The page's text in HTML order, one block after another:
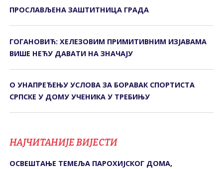
ПРОСЛАВЉЕНА ЗАШТИТНИЦА ГРАДА
ГОГАНОВИЋ: ХЕЛЕЗОВИМ ПРИМИТИВНИМ ИЗЈАВАМА
ВИШЕ НЕЋУ ДАВАТИ НА ЗНАЧАЈУ
О УНАПРЕЂЕЊУ УСЛОВА ЗА БОРАВАК СПОРТИСТА
СРПСКЕ У ДОМУ УЧЕНИКА У ТРЕБИЊУ
НАЈЧИТАНИЈЕ ВИЈЕСТИ
ОСВЕШТАЊЕ ТЕМЕЉА ПАРОХИЈСКОГ ДОМА,